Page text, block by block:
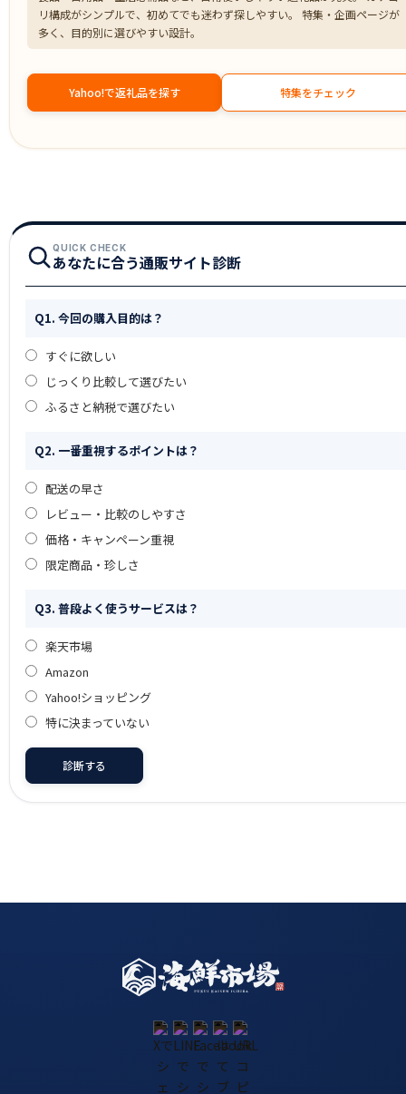
リ構成がシンプルで、初めてでも迷わず探しやすい。 特集・企画ページが
多く、目的別に選びやすい設計。
Yahoo!で返礼品を探す 特集をチェック
QUICK CHECK
あなたに合う通販サイト診断
Q1. 今回の購入目的は？
すぐに欲しい
じっくり比較して選びたい
ふるさと納税で選びたい
Q2. 一番重視するポイントは？
配送の早さ
レビュー・比較のしやすさ
価格・キャンペーン重視
限定商品・珍しさ
Q3. 普段よく使うサービスは？
楽天市場
Amazon
Yahoo!ショッピング
特に決まっていない
診断する